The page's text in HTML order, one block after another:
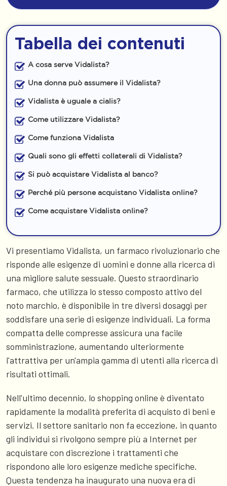
Tabella dei contenuti
A cosa serve Vidalista?
Una donna può assumere il Vidalista?
Vidalista è uguale a cialis?
Come utilizzare Vidalista?
Come funziona Vidalista
Quali sono gli effetti collaterali di Vidalista?
Si può acquistare Vidalista al banco?
Perché più persone acquistano Vidalista online?
Come acquistare Vidalista online?
Vi presentiamo Vidalista, un farmaco rivoluzionario che
risponde alle esigenze di uomini e donne alla ricerca di
una migliore salute sessuale. Questo straordinario
farmaco, che utilizza lo stesso composto attivo del
noto marchio, è disponibile in tre diversi dosaggi per
soddisfare una serie di esigenze individuali. La forma
compatta delle compresse assicura una facile
somministrazione, aumentando ulteriormente
l'attrattiva per un'ampia gamma di utenti alla ricerca di
risultati ottimali.
Nell'ultimo decennio, lo shopping online è diventato
rapidamente la modalità preferita di acquisto di beni e
servizi. Il settore sanitario non fa eccezione, in quanto
gli individui si rivolgono sempre più a Internet per
acquistare con discrezione i trattamenti che
rispondono alle loro esigenze mediche specifiche.
Questa tendenza ha inaugurato una nuova era di